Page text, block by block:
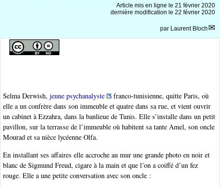
Article mis en ligne le 21 février 2020
dernière modification le 22 février 2020
par Laurent Bloch
Selma Derwish, jeune psychanalyste
franco-tunisienne, quitte Paris, où
elle a un confrère dans son immeuble et quatre dans sa rue, et vient ouvrir
un cabinet à Ezzahra, dans la banlieue de Tunis. Elle s’installe dans un petit
pavillon, sur la terrasse de l’immeuble où habitent sa tante Amel, son oncle
Mourad et sa nièce lycéenne Olfa.
En installant ses affaires elle accroche au mur une grande photo en noir et
blanc de Sigmund Freud, cigare à la main et que l’on a coiffé d’un fez
rouge. Elle a une petite conversation avec son oncle :